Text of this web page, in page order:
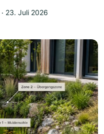
‧ 23. Juli 2026